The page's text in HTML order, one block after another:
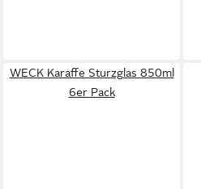
WECK Karaffe Sturzglas 850ml
6er Pack